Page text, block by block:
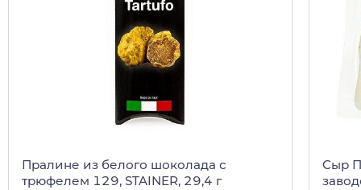
Пралине из белого шоколада с
трюфелем 129, STAINER, 29,4 г
Сыр